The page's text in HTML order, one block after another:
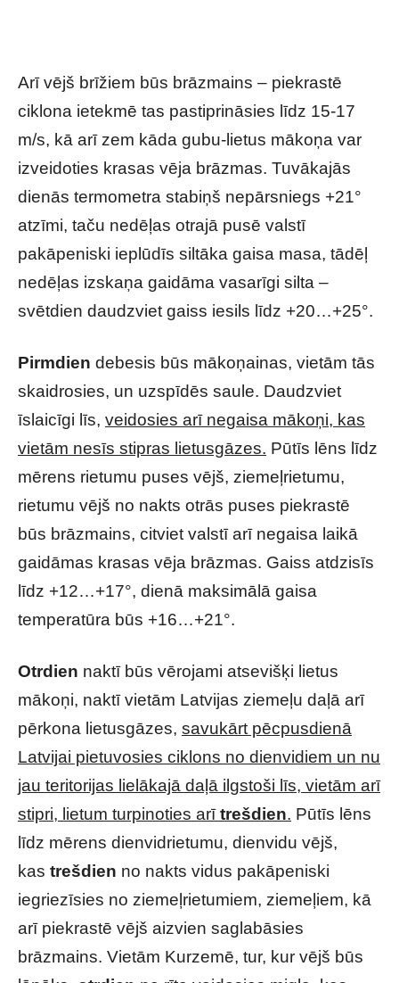
Arī vējš brīžiem būs brāzmains – piekrastē
ciklona ietekmē tas pastiprināsies līdz 15-17
m/s, kā arī zem kāda gubu-lietus mākoņa var
izveidoties krasas vēja brāzmas. Tuvākajās
dienās termometra stabiņš nepārsniegs +21°
atzīmi, taču nedēļas otrajā pusē valstī
pakāpeniski ieplūdīs siltāka gaisa masa, tādēļ
nedēļas izskaņa gaidāma vasarīgi silta –
svētdien daudzviet gaiss iesils līdz +20…+25°.
Pirmdien debesis būs mākoņainas, vietām tās
skaidrosies, un uzspīdēs saule. Daudzviet
īslaicīgi līs, veidosies arī negaisa mākoņi, kas
vietām nesīs stipras lietusgāzes. Pūtīs lēns līdz
mērens rietumu puses vējš, ziemeļrietumu,
rietumu vējš no nakts otrās puses piekrastē
būs brāzmains, citviet valstī arī negaisa laikā
gaidāmas krasas vēja brāzmas. Gaiss atdzisīs
līdz +12…+17°, dienā maksimālā gaisa
temperatūra būs +16…+21°.
Otrdien naktī būs vērojami atsevišķi lietus
mākoņi, naktī vietām Latvijas ziemeļu daļā arī
pērkona lietusgāzes, savukārt pēcpusdienā
Latvijai pietuvosies ciklons no dienvidiem un nu
jau teritorijas lielākajā daļā ilgstoši līs, vietām arī
stipri, lietum turpinoties arītrešdien. Pūtīs lēns
līdz mērens dienvidrietumu, dienvidu vējš,
kas trešdien no nakts vidus pakāpeniski
iegriezīsies no ziemeļrietumiem, ziemeļiem, kā
arī piekrastē vējš aizvien saglabāsies
brāzmains. Vietām Kurzemē, tur, kur vējš būs